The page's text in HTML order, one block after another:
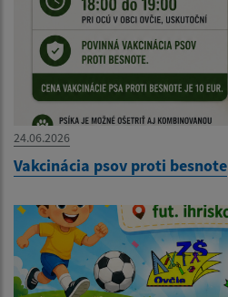
24.06.2026
Vakcinácia psov proti besnote